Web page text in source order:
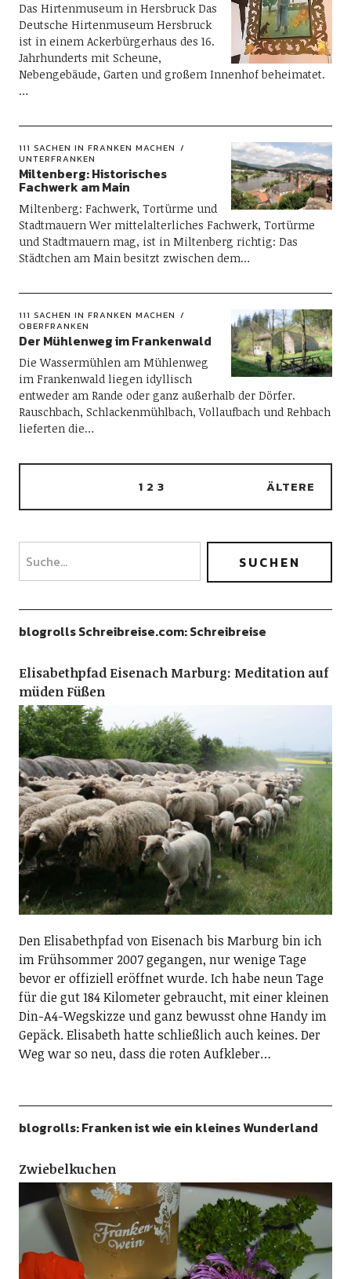
Das Hirtenmuseum in Hersbruck Das
Deutsche Hirtenmuseum Hersbruck
ist in einem Ackerbürgerhaus des 16.
Jahrhunderts mit Scheune,
Nebengebäude, Garten und großem Innenhof beheimatet.
…
111 SACHEN IN FRANKEN MACHEN
UNTERFRANKEN
Miltenberg: Historisches
Fachwerk am Main
Miltenberg: Fachwerk, Tortürme und
Stadtmauern Wer mittelalterliches Fachwerk, Tortürme
und Stadtmauern mag, ist in Miltenberg richtig: Das
Städtchen am Main besitzt zwischen dem…
111 SACHEN IN FRANKEN MACHEN
OBERFRANKEN
Der Mühlenweg im Frankenwald
Die Wassermühlen am Mühlenweg
im Frankenwald liegen idyllisch
entweder am Rande oder ganz außerhalb der Dörfer.
Rauschbach, Schlackenmühlbach, Vollaufbach und Rehbach
lieferten die…
1 2 3 ÄLTERE
blogrolls Schreibreise.com: Schreibreise
Elisabethpfad Eisenach Marburg: Meditation auf
müden Füßen
Den Elisabethpfad von Eisenach bis Marburg bin ich
im Frühsommer 2007 gegangen, nur wenige Tage
bevor er offiziell eröffnet wurde. Ich habe neun Tage
für die gut 184 Kilometer gebraucht, mit einer kleinen
Din-A4-Wegskizze und ganz bewusst ohne Handy im
Gepäck. Elisabeth hatte schließlich auch keines. Der
Weg war so neu, dass die roten Aufkleber…
blogrolls: Franken ist wie ein kleines Wunderland
Zwiebelkuchen